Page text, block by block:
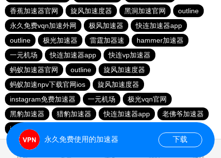
香蕉加速器官网
旋风加速度器 黑洞加速官网
outline
永久免费vqn加速外网
极风加速器
快连加速器app
outline
极光加速器 雷霆加器速
hammer加速器
一元机场
快连加速器app
快连vp加速器
蚂蚁加速器官网
outline
旋风加速度器
蚂蚁加速npv下载官网ios
旋风加速度器
instagram免费加速器
一元机场
极光vqn官网
黑豹加速器
猎豹加速器 快连加速器app
老佛爷加速器
ios加速器
永久免费使用的加速器 下载